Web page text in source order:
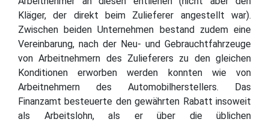
Kläger, der direkt beim Zulieferer angestellt war).
Zwischen beiden Unternehmen bestand zudem eine
Vereinbarung, nach der Neu- und Gebrauchtfahrzeuge
von Arbeitnehmern des Zulieferers zu den gleichen
Konditionen erworben werden konnten wie von
Arbeitnehmern des Automobilherstellers. Das
Finanzamt besteuerte den gewährten Rabatt insoweit
als Arbeitslohn, als er über die üblichen